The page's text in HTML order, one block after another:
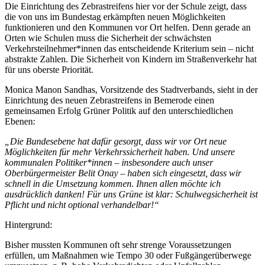
Die Einrichtung des Zebrastreifens hier vor der Schule zeigt, dass
die von uns im Bundestag erkämpften neuen Möglichkeiten
funktionieren und den Kommunen vor Ort helfen. Denn gerade an
Orten wie Schulen muss die Sicherheit der schwächsten
Verkehrsteilnehmer*innen das entscheidende Kriterium sein – nicht
abstrakte Zahlen. Die Sicherheit von Kindern im Straßenverkehr hat
für uns oberste Priorität.
Monica Manon Sandhas, Vorsitzende des Stadtverbands, sieht in der
Einrichtung des neuen Zebrastreifens in Bemerode einen
gemeinsamen Erfolg Grüner Politik auf den unterschiedlichen
Ebenen:
„Die Bundesebene hat dafür gesorgt, dass wir vor Ort neue
Möglichkeiten für mehr Verkehrssicherheit haben. Und unsere
kommunalen Politiker*innen – insbesondere auch unser
Oberbürgermeister Belit Onay – haben sich eingesetzt, dass wir
schnell in die Umsetzung kommen. Ihnen allen möchte ich
ausdrücklich danken! Für uns Grüne ist klar: Schulwegsicherheit ist
Pflicht und nicht optional verhandelbar!“
Hintergrund:
Bisher mussten Kommunen oft sehr strenge Voraussetzungen
erfüllen, um Maßnahmen wie Tempo 30 oder Fußgängerüberwege